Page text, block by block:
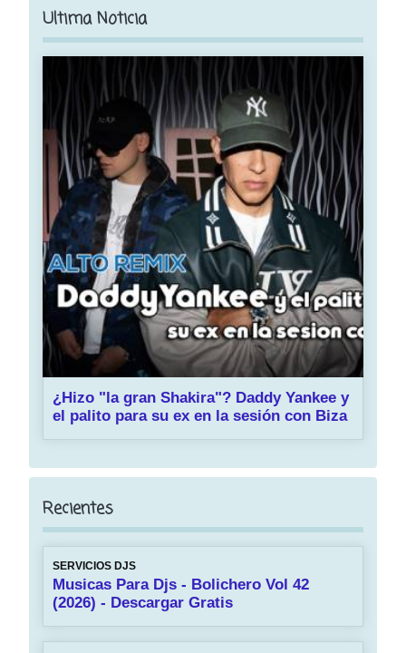
Ultima Noticia
¿Hizo "la gran Shakira"? Daddy Yankee y
el palito para su ex en la sesión con Biza
Recientes
SERVICIOS DJS
Musicas Para Djs - Bolichero Vol 42
(2026) - Descargar Gratis